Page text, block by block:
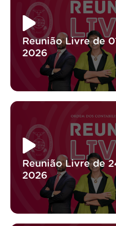
Reunião Livre de
2026
Reunião Livre de
2026